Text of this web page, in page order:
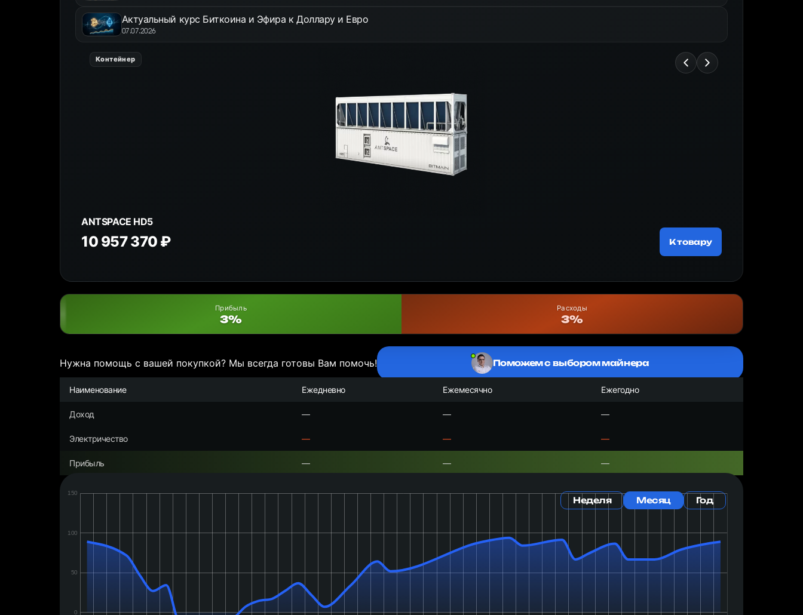
Актуальный курс Биткоина и Эфира к Доллару и Евро
07.07.2026
Контейнер
ANTSPACE HD5
10 957 370 ₽ К товару
Прибыль
3%
Расходы
3%
Нужна помощь с вашей покупкой? Мы всегда готовы Вам помочь! Поможем с выбором майнера
Наименование Ежедневно Ежемесячно Ежегодно
Доход — — —
Электричество — — —
Прибыль — — —
Дата:
Неделя Месяц Год